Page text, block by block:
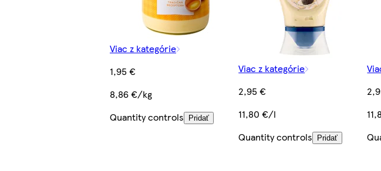
Viac z kategórie
1,95 €
8,86 €/kg
Quantity controls Pridať
Viac z kategórie
2,95 €
11,80 €/l
Quantity controls Pridať